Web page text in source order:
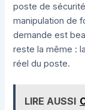
poste de
manipulation de
demande est
reste la même :
réel du poste.
LIRE AUSSI